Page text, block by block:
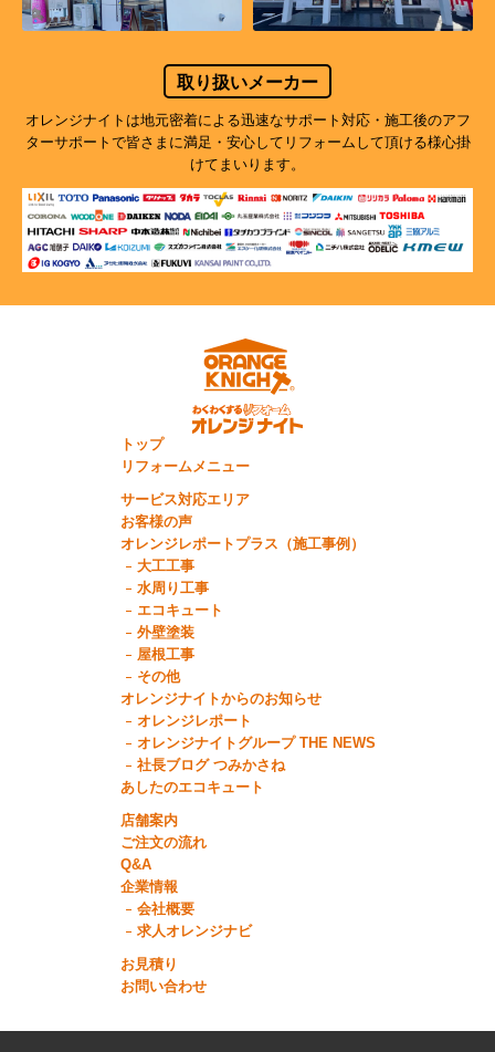
取り扱いメーカー
オレンジナイトは地元密着による迅速なサポート対応・施工後のアフ
ターサポートで皆さまに満足・安心してリフォームして頂ける様心掛
けてまいります。
トップ
リフォームメニュー
サービス対応エリア
お客様の声
オレンジレポートプラス（施工事例）
大工工事
水周り工事
エコキュート
外壁塗装
屋根工事
その他
オレンジナイトからのお知らせ
オレンジレポート
オレンジナイトグループ THE NEWS
社長ブログ つみかさね
あしたのエコキュート
店舗案内
ご注文の流れ
Q&A
企業情報
会社概要
求人オレンジナビ
お見積り
お問い合わせ